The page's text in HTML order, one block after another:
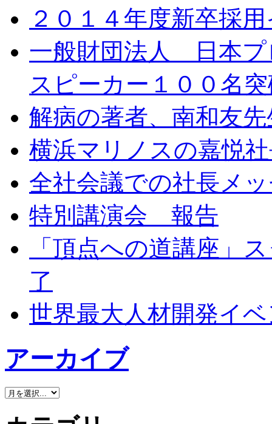
２０１４年度新卒採
一般財団法人 日本
スピーカー１００名
解病の著者、南和友
横浜マリノスの嘉悦
全社会議での社長メ
特別講演会 報告
「頂点への道講座」
了
世界最大人材開発イ
アーカイブ